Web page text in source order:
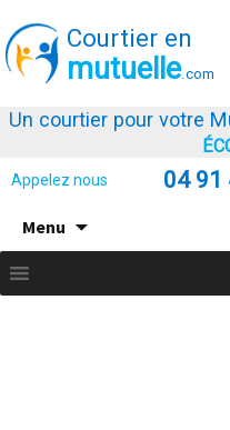
Courtier en
mutuelle.com
Un courtier pour votre
Appelez nous 04 91
Menu